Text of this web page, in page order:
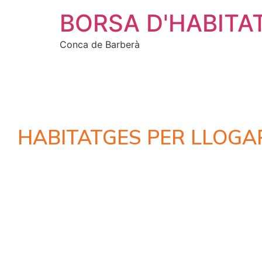
BORSA
Conca de Barberà
HABITATGES PER